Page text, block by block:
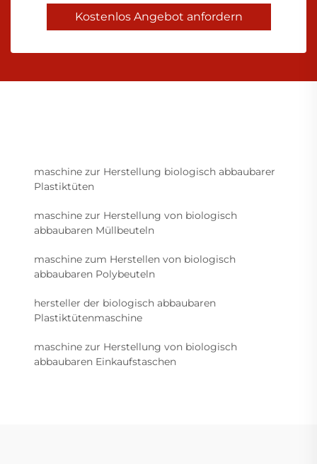
Kostenlos Angebot anfordern
maschine zur Herstellung biologisch abbaubarer
Plastiktüten
maschine zur Herstellung von biologisch
abbaubaren Müllbeuteln
maschine zum Herstellen von biologisch
abbaubaren Polybeuteln
hersteller der biologisch abbaubaren
Plastiktütenmaschine
maschine zur Herstellung von biologisch
abbaubaren Einkaufstaschen